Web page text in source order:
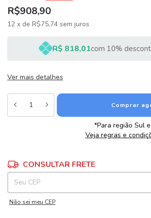
R$908,90
12 x de R$75,74 sem juros
R$ 818,01com 10%
Ver mais detalhes
*Para região Sul
Veja regras e
Entregas para o CEP:
CONSULTAR FRETE
Não sei meu CEP